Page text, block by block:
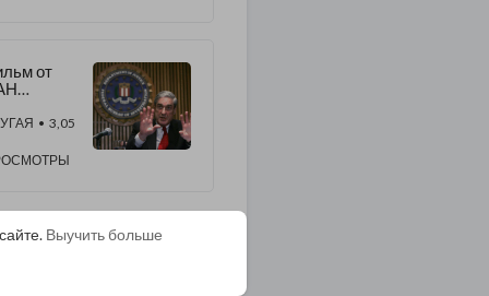
Выучить больше
от
вся
о
РФ
• 3,05